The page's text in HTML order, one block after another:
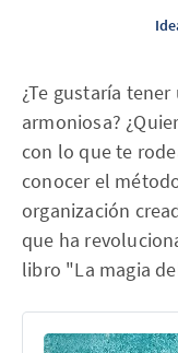
¿Te gustaría
armoniosa?
con lo que te
conocer el
organización
que ha
libro "La magia